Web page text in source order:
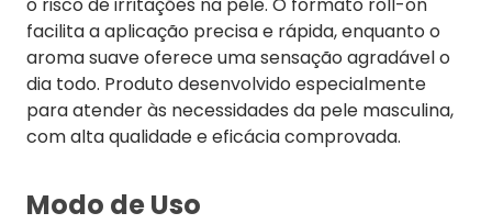
facilita a aplicação precisa e rápida, enquanto o
aroma suave oferece uma sensação agradável o
dia todo. Produto desenvolvido especialmente
para atender às necessidades da pele masculina,
com alta qualidade e eficácia comprovada.
Modo de Uso